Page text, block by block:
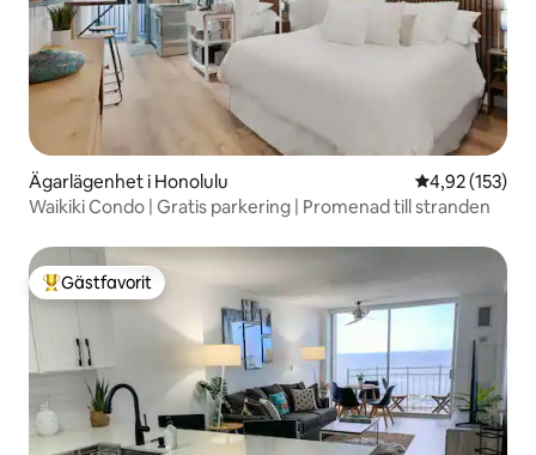
Ägarlägenhet i Honolulu 4,92 av 5 i
4,92 (153)
Waikiki Condo | Gratis parkering | Promenad till stranden
Populär gästfavorit
Gästfavorit